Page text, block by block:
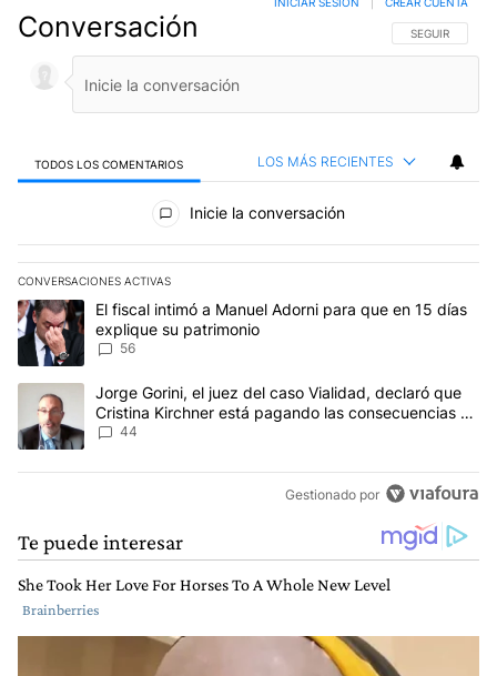
Conversación SIGA ESTA
SEGUIR
INICIAR SESIÓN CREAR CUENTA
TODOS LOS COMENTARIOS LOS MÁS RECIENTES
Todos los comentarios
Inicie la conversación
CONVERSACIONES ACTIVAS
Este listado muestra los artículos con más comentarios en los
Un artículo de tendencia con el título "El fiscal intimó a Manuel
El fiscal intimó a Manuel Adorni para que en 15 días
explique su patrimonio
56
Un artículo de tendencia con el título "Jorge Gorini, el juez del
Jorge Gorini, el juez del caso Vialidad, declaró que
Cristina Kirchner está pagando las consecuencias de
cometer "un delito comprobado"
44
Gestionado por